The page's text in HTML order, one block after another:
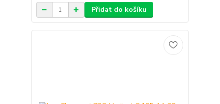
Přidat do košíku